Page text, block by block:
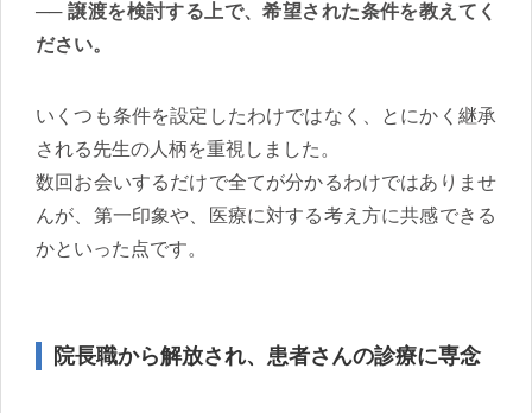
譲渡を検討する上で、希望された条件を教えてく
ださい。
いくつも条件を設定したわけではなく、とにかく継承
される先生の人柄を重視しました。
数回お会いするだけで全てが分かるわけではありませ
んが、第一印象や、医療に対する考え方に共感できる
かといった点です。
院長職から解放され、患者さんの診療に専念